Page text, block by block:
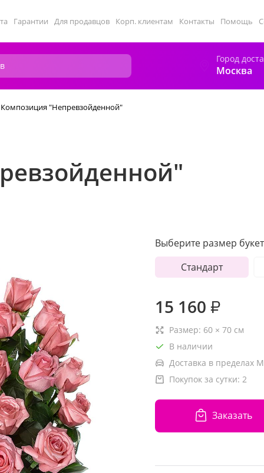
Гарантии Для продавцов Корп. клиентам Контакты Помощь
Город
Москва
Композиция "Непревзойденной"
Выберите размер
Стандарт
15 160 ₽
Размер: 60 × 70 см
В наличии
Доставка в пределах
Покупок за сутки: 2
Заказать